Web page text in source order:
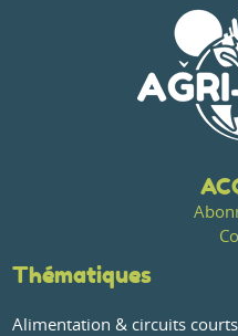
Thématiques
Alimentation & circuits courts